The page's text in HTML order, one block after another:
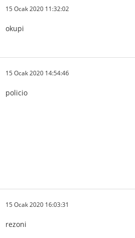
15 Ocak 2020 11:32:02
okupi
15 Ocak 2020 14:54:46
policio
15 Ocak 2020 16:03:31
rezoni